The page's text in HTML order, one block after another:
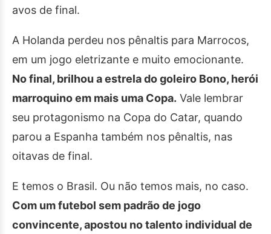
avos de final.
A Holanda perdeu nos pênaltis para Marrocos,
em um jogo eletrizante e muito emocionante.
No final, brilhou a estrela do goleiro Bono, herói
marroquino em mais uma Copa. Vale lembrar
seu protagonismo na Copa do Catar, quando
parou a Espanha também nos pênaltis, nas
oitavas de final.
E temos o Brasil. Ou não temos mais, no caso.
Com um futebol sem padrão de jogo
convincente, apostou no talento individual de